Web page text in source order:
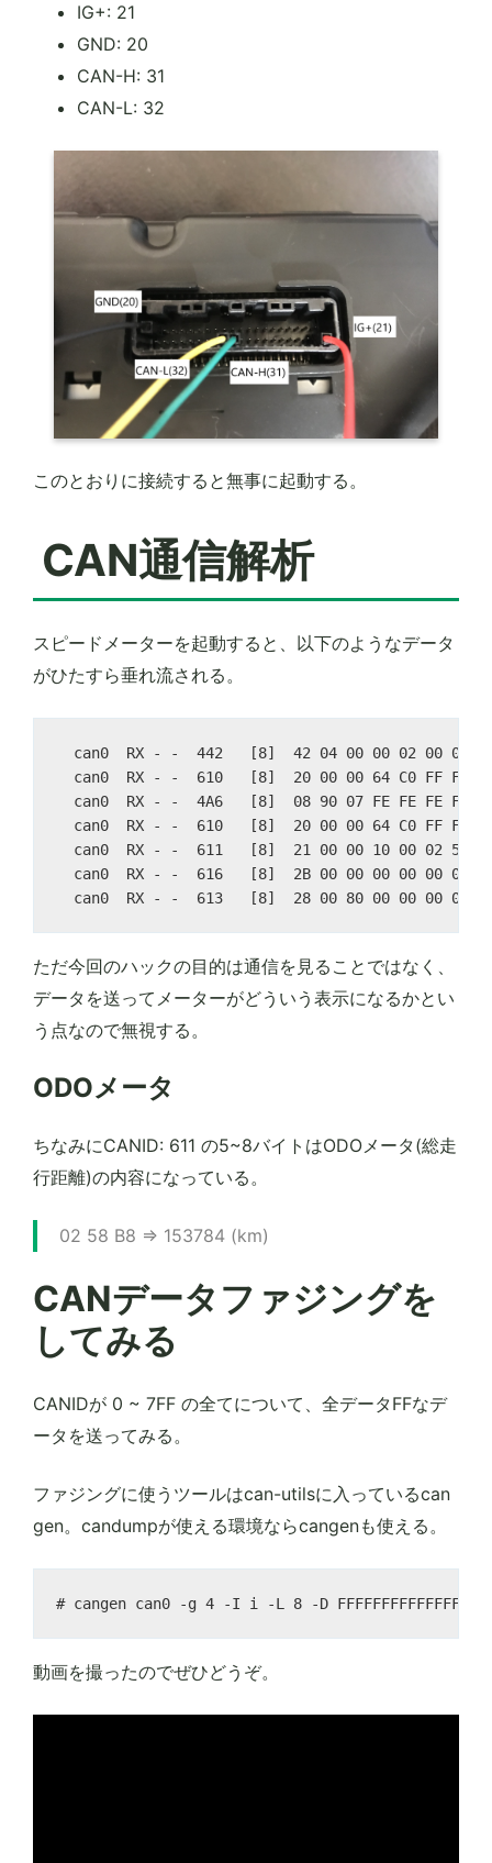
IG+: 21
GND: 20
CAN-H: 31
CAN-L: 32
このとおりに接続すると無事に起動する。
CAN通信解析
スピードメーターを起動すると、以下のようなデータ
がひたすら垂れ流される。
can0  RX - -  442   [8]  42 04 00 00 02 00 00
can0  RX - -  610   [8]  20 00 00 64 C0 FF FF
can0  RX - -  4A6   [8]  08 90 07 FE FE FE FE
can0  RX - -  610   [8]  20 00 00 64 C0 FF FF
can0  RX - -  611   [8]  21 00 00 10 00 02 58
can0  RX - -  616   [8]  2B 00 00 00 00 00 00
ただ今回のハックの目的は通信を見ることではなく、
データを送ってメーターがどういう表示になるかとい
う点なので無視する。
ODOメータ
ちなみにCANID: 611 の5~8バイトはODOメータ(総走
行距離)の内容になっている。
02 58 B8 => 153784 (km)
CANデータファジングを
してみる
CANIDが 0 ~ 7FF の全てについて、全データFFなデ
ータを送ってみる。
ファジングに使うツールはcan-utilsに入っているcan
gen。candumpが使える環境ならcangenも使える。
動画を撮ったのでぜひどうぞ。